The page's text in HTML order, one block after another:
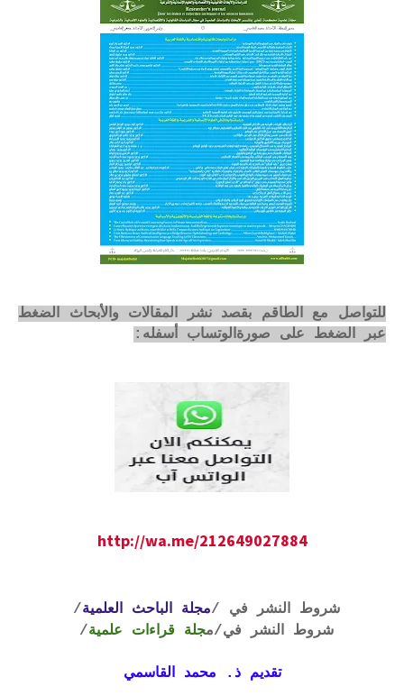
للتواصل مع الطاقم بقصد نشر المقالات والأبحاث الضغط
عبر الضغط على صورةالوتساب أسفله:
http://wa.me/212649027884
شروط النشر في /مجلة الباحث العلمية/
شروط النشر في/مجلة قراءات علمية/
تقديم ذ. محمد القاسمي